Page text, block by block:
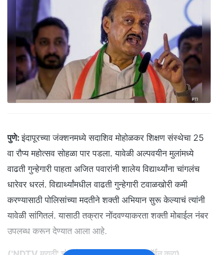
पुणे: इंदापूरच्या जंक्शनमध्ये सदाशिव मोहोळकर शिक्षण संस्थेचा 25
वा रौप्य महोत्सव सोहळा पार पडला. यावेळी अल्पवयीन मुलांमध्ये
वाढती गुन्हेगारी पाहता अजित पवारांनी शालेय विद्यार्थ्यांना चांगलंच
धारेवर धरलं. विद्यार्थ्यांमधील वाढती गुन्हेगारी टवाळखोरी कमी
करण्यासाठी पोलिसांच्या मदतीने शक्ती अभियान सुरू केल्याचं त्यांनी
यावेळी सांगितलं. यासाठी तक्रार नोंदवण्याकरता शक्ती मोबाईल नंबर
उपलब्ध करून देण्यात आला आहे.